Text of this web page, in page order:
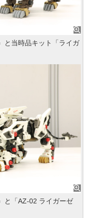
と当時品キット「ライガ
と「AZ-02 ライガーゼ